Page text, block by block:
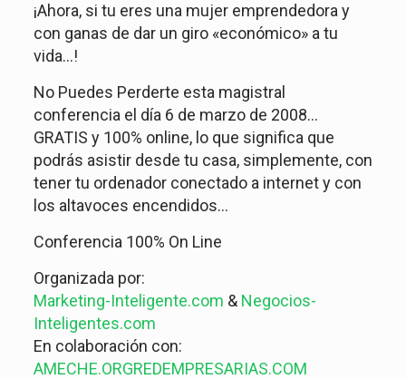
¡Ahora, si tu eres una mujer emprendedora y
con ganas de dar un giro «económico» a tu
vida…!
No Puedes Perderte esta magistral
conferencia el día 6 de marzo de 2008…
GRATIS y 100% online, lo que significa que
podrás asistir desde tu casa, simplemente, con
tener tu ordenador conectado a internet y con
los altavoces encendidos…
Conferencia 100% On Line
Organizada por:
Marketing-Inteligente.com & Negocios-
Inteligentes.com
En colaboración con:
AMECHE.ORGREDEMPRESARIAS.COM